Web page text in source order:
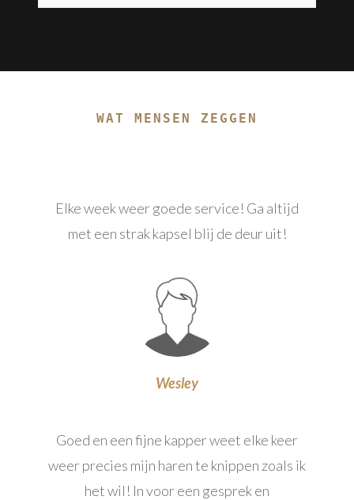
WAT MENSEN ZEGGEN
Elke week weer goede service! Ga altijd
met een strak kapsel blij de deur uit!
Wesley
Goed en een fijne kapper weet elke keer
weer precies mijn haren te knippen zoals ik
het wil! In voor een gesprek en